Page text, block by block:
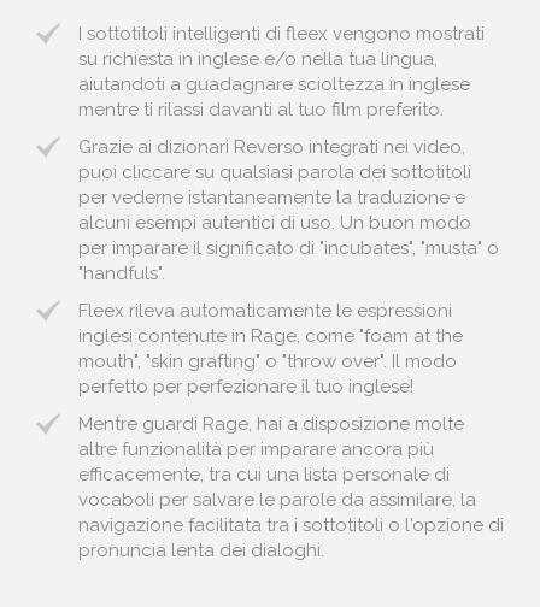
I sottotitoli intelligenti di fleex vengono mostrati
su richiesta in inglese e/o nella tua lingua,
aiutandoti a guadagnare scioltezza in inglese
mentre ti rilassi davanti al tuo film preferito.
Grazie ai dizionari Reverso integrati nei video,
puoi cliccare su qualsiasi parola dei sottotitoli
per vederne istantaneamente la traduzione e
alcuni esempi autentici di uso. Un buon modo
per imparare il significato di "incubates", "musta" o
"handfuls".
Fleex rileva automaticamente le espressioni
inglesi contenute in Rage, come "foam at the
mouth", "skin grafting" o "throw over". Il modo
perfetto per perfezionare il tuo inglese!
Mentre guardi Rage, hai a disposizione molte
altre funzionalità per imparare ancora più
efficacemente, tra cui una lista personale di
vocaboli per salvare le parole da assimilare, la
navigazione facilitata tra i sottotitoli o l'opzione di
pronuncia lenta dei dialoghi.